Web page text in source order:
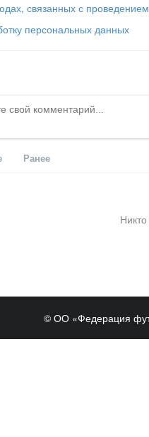
связанных с
персональных данных
Ранее
© ОО «Федерация